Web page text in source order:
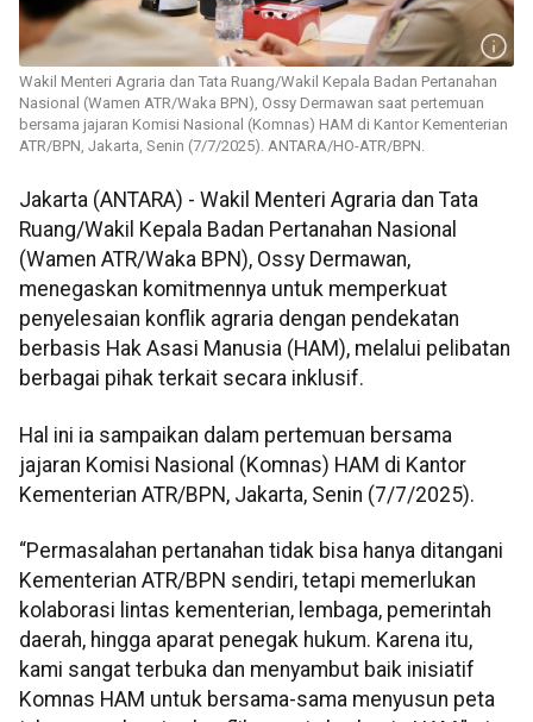
Wakil Menteri Agraria dan Tata Ruang/Wakil Kepala Badan Pertanahan
Nasional (Wamen ATR/Waka BPN), Ossy Dermawan saat pertemuan
bersama jajaran Komisi Nasional (Komnas) HAM di Kantor Kementerian
ATR/BPN, Jakarta, Senin (7/7/2025). ANTARA/HO-ATR/BPN.
Jakarta (ANTARA) - Wakil Menteri Agraria dan Tata
Ruang/Wakil Kepala Badan Pertanahan Nasional
(Wamen ATR/Waka BPN), Ossy Dermawan,
menegaskan komitmennya untuk memperkuat
penyelesaian konflik agraria dengan pendekatan
berbasis Hak Asasi Manusia (HAM), melalui pelibatan
berbagai pihak terkait secara inklusif.
Hal ini ia sampaikan dalam pertemuan bersama
jajaran Komisi Nasional (Komnas) HAM di Kantor
Kementerian ATR/BPN, Jakarta, Senin (7/7/2025).
“Permasalahan pertanahan tidak bisa hanya ditangani
Kementerian ATR/BPN sendiri, tetapi memerlukan
kolaborasi lintas kementerian, lembaga, pemerintah
daerah, hingga aparat penegak hukum. Karena itu,
kami sangat terbuka dan menyambut baik inisiatif
Komnas HAM untuk bersama-sama menyusun peta